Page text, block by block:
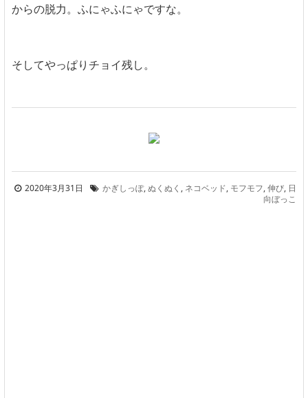
からの脱力。ふにゃふにゃですな。
そしてやっぱりチョイ残し。
2020年3月31日 かぎしっぽ,ぬくぬく , ネコベッド, モフモフ,伸び, 日
向ぼっこ